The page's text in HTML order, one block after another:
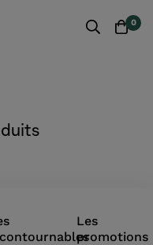
0
Les
promotions